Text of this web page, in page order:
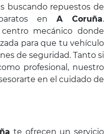
buscando repuestos de
en A Coruña.
mecánico donde
para que tu vehículo
de seguridad. Tanto si
profesional, nuestro
en el cuidado de
te ofrecen un servicio